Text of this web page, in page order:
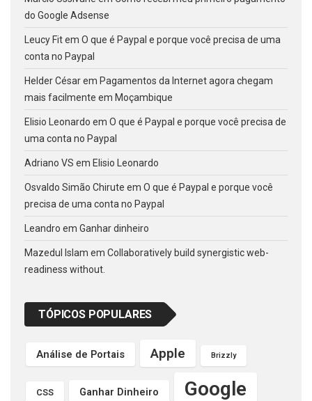
do Google Adsense
Leucy Fitem O que é Paypal e porque você precisa de uma
conta no Paypal
Helder Césarem Pagamentos da Internet agora chegam
mais facilmente em Moçambique
Elisio Leonardo em O que é Paypal e porque você precisa de
uma conta no Paypal
Adriano VS em Elisio Leonardo
Osvaldo Simão Chirute em O que é Paypal e porque você
precisa de uma conta no Paypal
Leandro em Ganhar dinheiro
Mazedul Islam em Collaboratively build synergistic web-
readiness without.
TÓPICOS POPULARES
Análise de Portais Apple Brizzly
CSS Ganhar Dinheiro Google